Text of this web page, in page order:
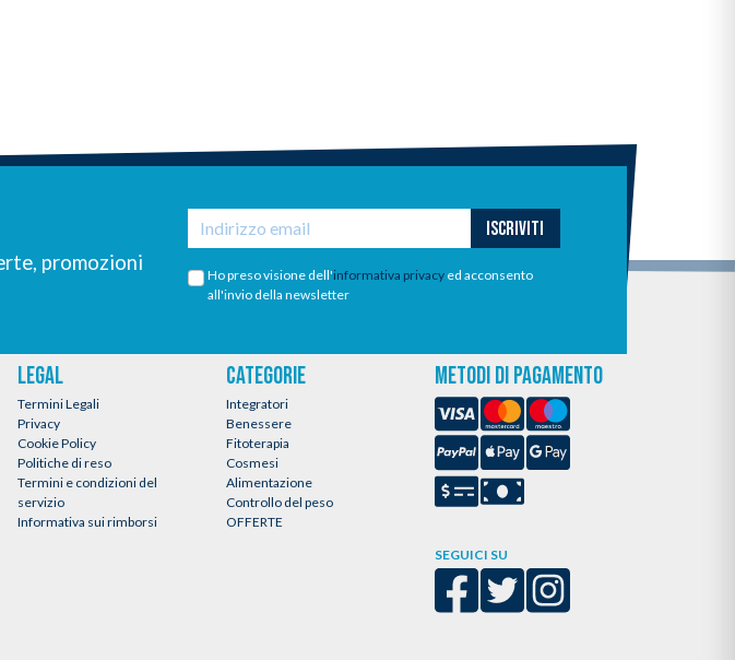
promozioni
ISCRIVITI
Ho preso visione dell'informativa privacyed acconsento
all'invio della newsletter
LEGAL
Termini Legali
Privacy
Cookie Policy
Politiche di reso
Termini e condizioni del
servizio
Informativa sui rimborsi
CATEGORIE
Integratori
Benessere
Fitoterapia
Cosmesi
Alimentazione
Controllo del peso
OFFERTE
METODI DI PAGAMENTO
SEGUICI SU